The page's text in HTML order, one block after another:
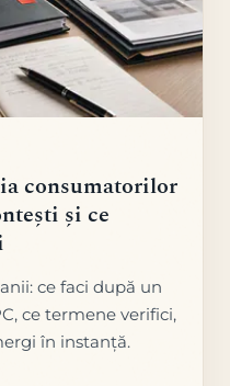
consumatorilor
și ce
ce faci după un
ce termene verifici,
în instanță.